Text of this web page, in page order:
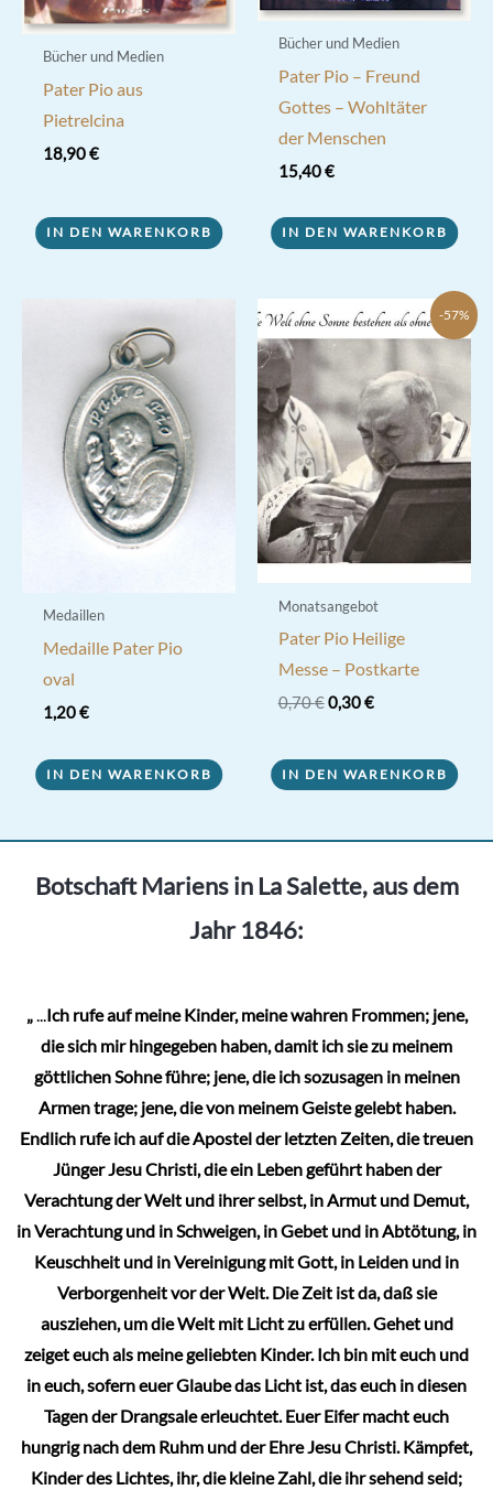
Bücher und Medien
Pater Pio aus
Pietrelcina
18,90€
IN DEN WARENKORB
Bücher und Medien
Pater Pio – Freund
Gottes – Wohltäter
der Menschen
15,40€
IN DEN WARENKORB
Medaillen
Medaille Pater Pio
oval
1,20€
IN DEN WARENKORB
-57%
Monatsangebot
Pater Pio Heilige
Messe – Postkarte
0,70€ Ursprünglicher
0,70 €
0,30€Aktueller
0,30 €.
IN DEN WARENKORB
Botschaft Mariens in La Salette, aus dem
Jahr 1846:
„...Ich rufe auf meine Kinder, meine wahren Frommen; jene,
die sich mir hingegeben haben, damit ich sie zu meinem
göttlichen Sohne führe; jene, die ich sozusagen in meinen
Armen trage; jene, die von meinem Geiste gelebt haben.
Endlich rufe ich auf die Apostel der letzten Zeiten, die treuen
Jünger Jesu Christi, die ein Leben geführt haben der
Verachtung der Welt und ihrer selbst, in Armut und Demut,
in Verachtung und in Schweigen, in Gebet und in Abtötung, in
Keuschheit und in Vereinigung mit Gott, in Leiden und in
Verborgenheit vor der Welt. Die Zeit ist da, daß sie
ausziehen, um die Welt mit Licht zu erfüllen. Gehet und
zeiget euch als meine geliebten Kinder. Ich bin mit euch und
in euch, sofern euer Glaube das Licht ist, das euch in diesen
Tagen der Drangsale erleuchtet. Euer Eifer macht euch
hungrig nach dem Ruhm und der Ehre Jesu Christi. Kämpfet,
Kinder des Lichtes, ihr, die kleine Zahl, die ihr sehend seid;